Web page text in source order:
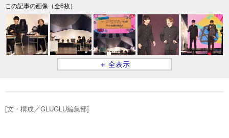
この記事の画像（全6枚）
＋ 全表示
[文・構成／GLUGLU編集部]